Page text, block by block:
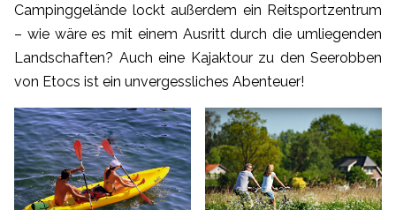
Campinggelände lockt außerdem ein Reitsportzentrum
– wie wäre es mit einem Ausritt durch die umliegenden
Landschaften? Auch eine Kajaktour zu den Seerobben
von Etocs ist ein unvergessliches Abenteuer!